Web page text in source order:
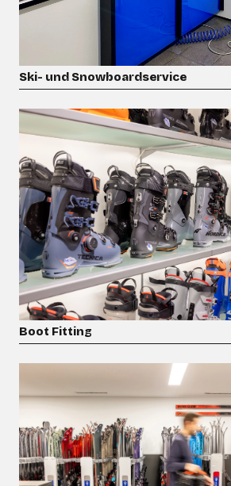
Ski- und Snowboardservice
Boot Fitting